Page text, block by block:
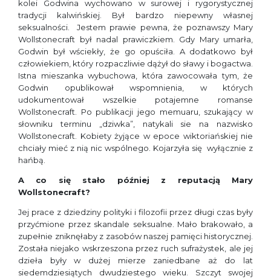
kolei Godwina wychowano w surowej i rygorystycznej
tradycji kalwińskiej. Był bardzo niepewny własnej
seksualności. Jestem prawie pewna, że poznawszy Mary
Wollstonecraft był nadal prawiczkiem. Gdy Mary umarła,
Godwin był wściekły, że go opuściła. A dodatkowo był
człowiekiem, który rozpaczliwie dążył do sławy i bogactwa.
Istna mieszanka wybuchowa, która zawocowała tym, że
Godwin opublikował wspomnienia, w których
udokumentował wszelkie potajemne romanse
Wollstonecraft. Po publikacji jego memuaru, szukający w
słowniku terminu „dziwka”, natykali sie na nazwisko
Wollstonecraft. Kobiety żyjące w epoce wiktoriańskiej nie
chciały mieć z nią nic wspólnego. Kojarzyła się wyłącznie z
hańbą.
A co się stało później z reputacją Mary
Wollstonecraft?
Jej prace z dziedziny polityki i filozofii przez długi czas były
przyćmione przez skandale seksualne. Mało brakowało, a
zupełnie zniknęłaby z zasobów naszej pamięci historycznej.
Została niejako wskrzeszona przez ruch sufrażystek, ale jej
dzieła były w dużej mierze zaniedbane aż do lat
siedemdziesiątych dwudziestego wieku. Szczyt swojej